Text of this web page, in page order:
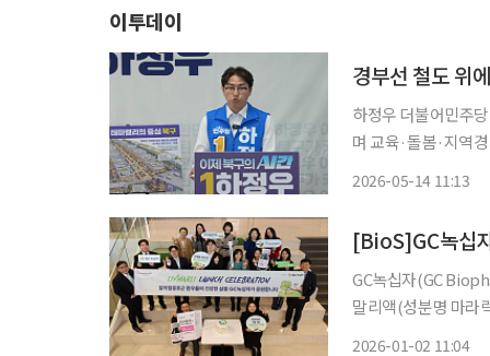
이투데이
경부선 철도 위
하정우 더불어민주
며 교육·돌봄·지역경제를
2026-05-14 11:13
[BioS]GC녹십
GC녹십자(GC
말리액(성분명 마라
2026-01-02 11:04